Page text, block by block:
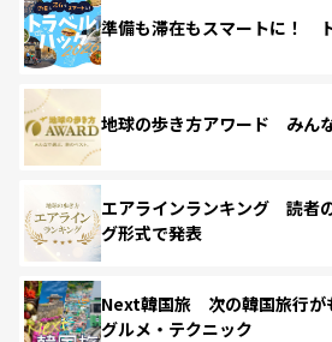
準備も滞在もスマートに！
地球の歩き方アワード みん
エアラインランキング 読者
グ形式で発表
Next韓国旅 次の韓国旅行が
グルメ・テクニック